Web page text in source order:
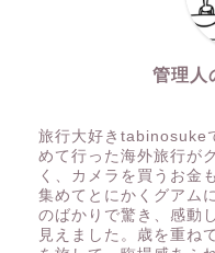
管理人
旅行大好きtabinosuke
めて行った海外旅行が
く、カメラを買うお金
集めてとにかくグアム
のばかりで驚き、感動
見えました。歳を重ね